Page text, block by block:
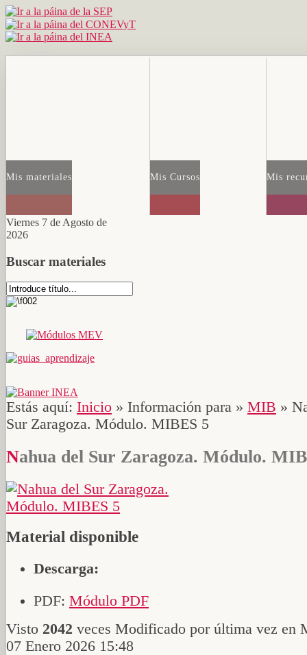
Mis materiales Mis Cursos Mis
Viernes 7 de Agosto de
2026
Buscar materiales
Estás aquí: Inicio » Información para » MIB »
Sur Zaragoza. Módulo. MIBES 5
Nahua del Sur Zaragoza. Módulo.
Material disponible
Descarga:
PDF: Módulo PDF
Visto 2042 veces Modificado por última vez en
07 Enero 2026 15:48